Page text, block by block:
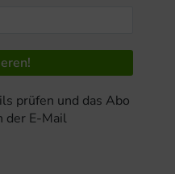
prüfen und das Abo
der E-Mail